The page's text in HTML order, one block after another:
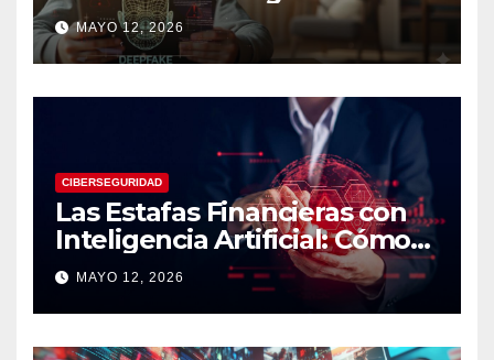
Artificial: Riesgos Digitales,
Manipulación y Protección
Tecnológica
MAYO 12, 2026
CIBERSEGURIDAD
Las Estafas Financieras con
Inteligencia Artificial: Cómo
Operan, Cómo Detectarlas y
Cómo Protegerse
MAYO 12, 2026